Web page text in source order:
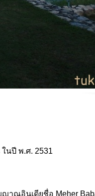
ในปี พ.ศ. 2531
ญาณอินเดียชื่อ Meher